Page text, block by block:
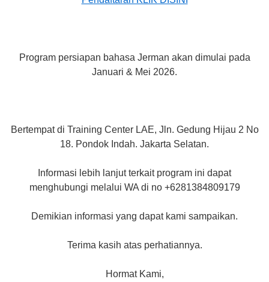
Program persiapan bahasa Jerman akan dimulai pada
Januari & Mei 2026.
Bertempat di Training Center LAE, Jln. Gedung Hijau 2 No
18. Pondok Indah. Jakarta Selatan.
Informasi lebih lanjut terkait program ini dapat
menghubungi melalui WA di no +6281384809179
Demikian informasi yang dapat kami sampaikan.
Terima kasih atas perhatiannya.
Hormat Kami,